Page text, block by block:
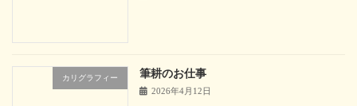
カリグラフィー 筆耕のお仕事
2026年4月12日